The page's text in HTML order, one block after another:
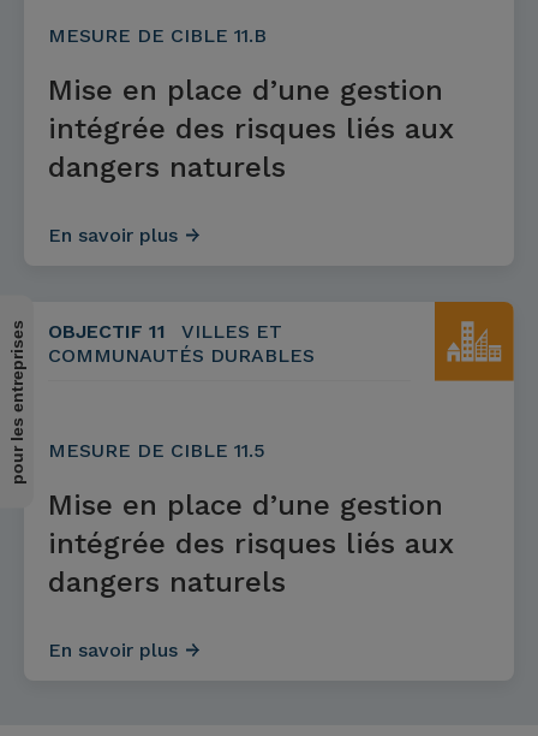
MESURE DE CIBLE 11.B
Mise en place d’une gestion
intégrée des risques liés aux
dangers naturels
En savoir plus
OBJECTIF 11
VILLES ET
COMMUNAUTÉS DURABLES
MESURE DE CIBLE 11.5
Mise en place d’une gestion
intégrée des risques liés aux
dangers naturels
En savoir plus
pour les entreprises